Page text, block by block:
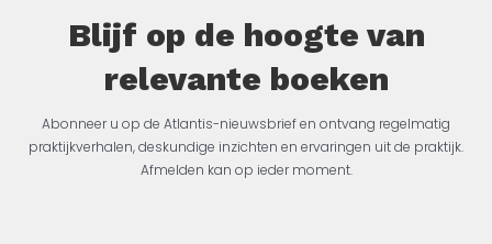
Blijf op de hoogte van
relevante boeken
Abonneer u op de Atlantis-nieuwsbrief en ontvang regelmatig
praktijkverhalen, deskundige inzichten en ervaringen uit de praktijk.
Afmelden kan op ieder moment.